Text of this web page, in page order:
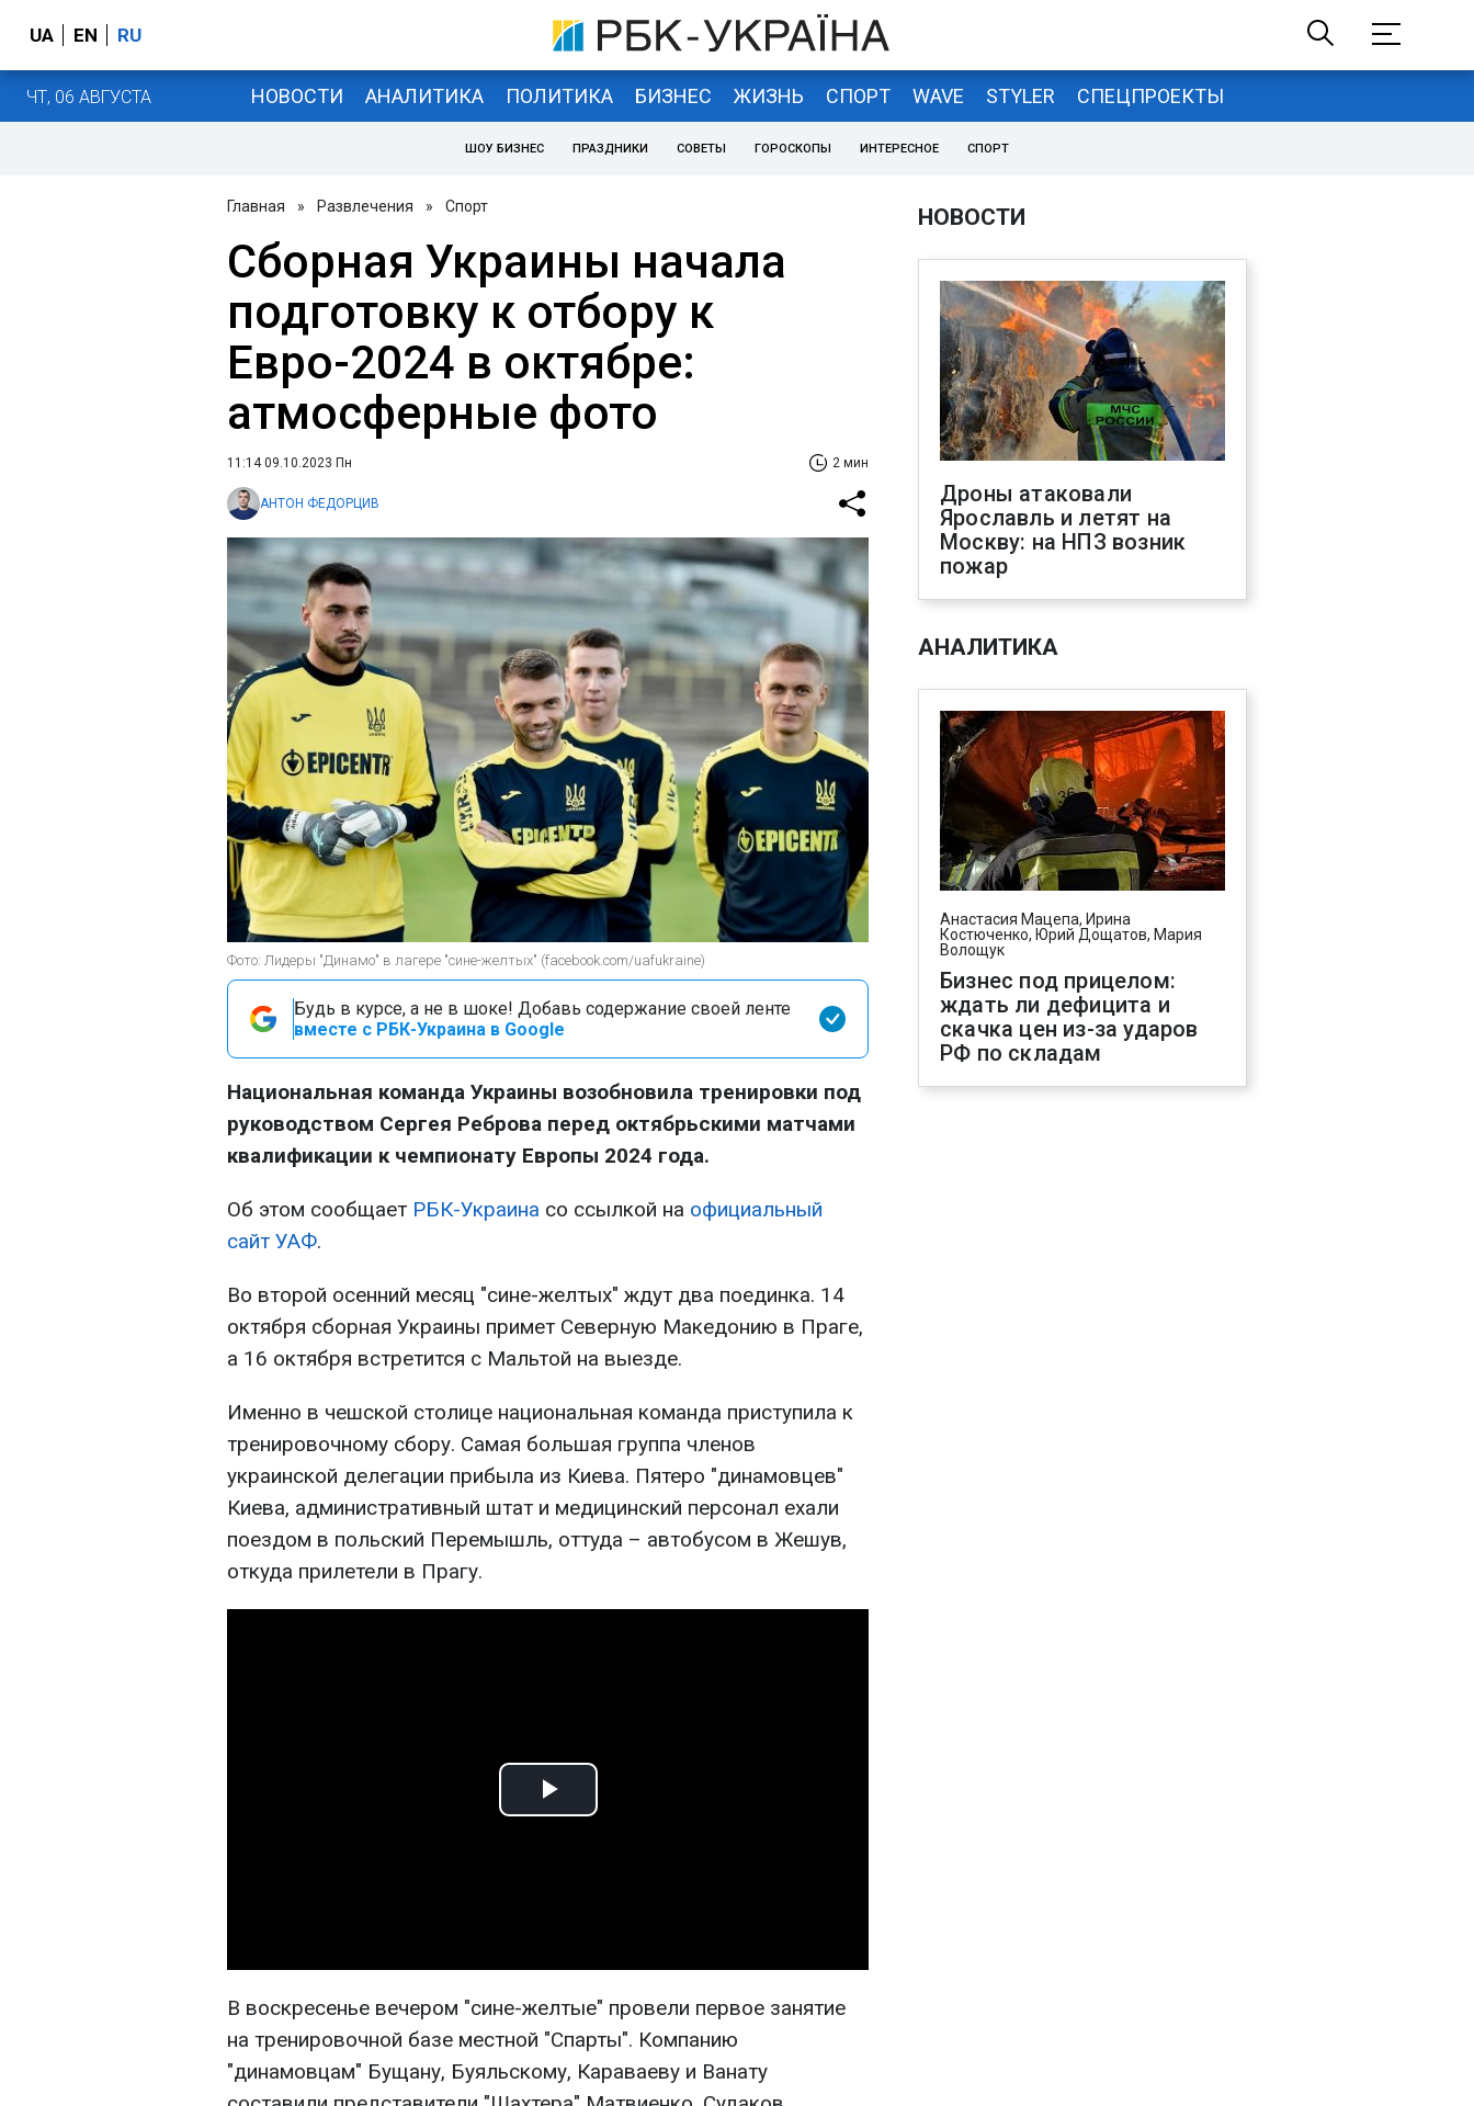
UA EN RU
ЧТ, 06 АВГУСТА НОВОСТИ АНАЛИТИКА ПОЛИТИКА БИЗНЕС ЖИЗНЬ СПОРТ WAVE STYLER СПЕЦПРОЕКТЫ
ШОУ БИЗНЕС ПРАЗДНИКИ СОВЕТЫ ГОРОСКОПЫ ИНТЕРЕСНОЕ СПОРТ
Главная » Развлечения » Спорт
Сборная Украины начала
подготовку к отбору к
Евро-2024 в октябре:
атмосферные фото
11:14 09.10.2023 Пн 2 мин
АНТОН ФЕДОРЦИВ
Фото: Лидеры "Динамо" в лагере "сине-желтых" (facebook.com/uafukraine)
Будь в курсе, а не в шоке! Добавь содержание своей ленте
вместе с РБК-Украина в Google
Национальная команда Украины возобновила тренировки под
руководством Сергея Реброва перед октябрьскими матчами
квалификации к чемпионату Европы 2024 года.
Об этом сообщает РБК-Украина со ссылкой на официальный
сайт УАФ.
Во второй осенний месяц "сине-желтых" ждут два поединка. 14
октября сборная Украины примет Северную Македонию в Праге,
а 16 октября встретится с Мальтой на выезде.
Именно в чешской столице национальная команда приступила к
тренировочному сбору. Самая большая группа членов
украинской делегации прибыла из Киева. Пятеро "динамовцев"
Киева, административный штат и медицинский персонал ехали
поездом в польский Перемышль, оттуда – автобусом в Жешув,
откуда прилетели в Прагу.
Play
В воскресенье вечером "сине-желтые" провели первое занятие
на тренировочной базе местной "Спарты". Компанию
"динамовцам" Бущану, Буяльскому, Караваеву и Ванату
НОВОСТИ
Дроны атаковали
Ярославль и летят на
Москву: на НПЗ возник
пожар
АНАЛИТИКА
Анастасия Мацепа, Ирина
Костюченко, Юрий Дощатов, Мария
Волощук
Бизнес под прицелом:
ждать ли дефицита и
скачка цен из-за ударов
РФ по складам